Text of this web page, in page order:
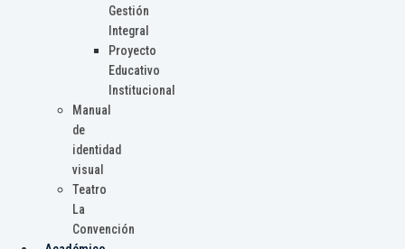
Gestión
Integral
Proyecto
Educativo
Institucional
Manual
de
identidad
visual
Teatro
La
Convención